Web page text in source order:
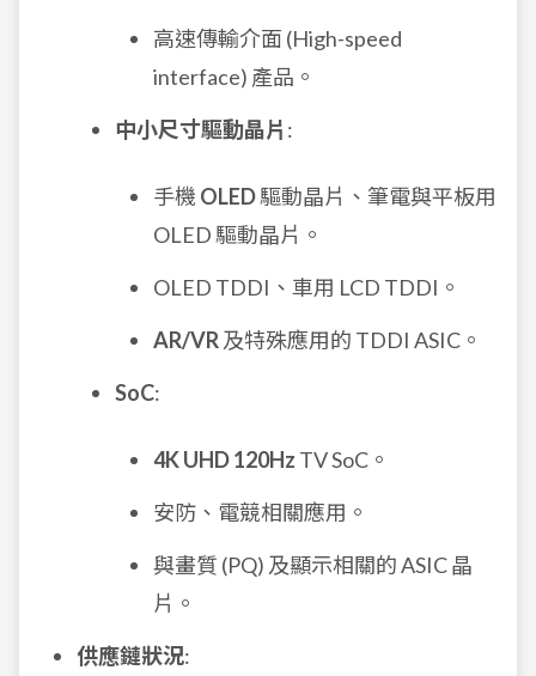
高速傳輸介面 (High-speed
interface) 產品。
中小尺寸驅動晶片 :
手機 OLED驅動晶片、筆電與平板用
OLED 驅動晶片。
OLED TDDI、車用 LCD TDDI。
AR/VR及特殊應用的 TDDI ASIC。
SoC:
4K UHD 120Hz TV SoC。
安防、電競相關應用。
與畫質 (PQ) 及顯示相關的 ASIC 晶
片。
供應鏈狀況: